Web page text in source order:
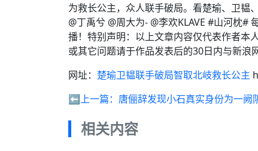
为救长公主，众人联手破局。看楚瑜、卫韫
@丁禹兮 @周大为- @李欢KLAVE #山河枕#
播！特别声明：以上文章内容仅代表作者本
或其它问题请于作品发表后的30日内与新浪
网址： 楚瑜卫韫联手破局智取北岐救长公主
⬅️上一篇： 唐俪辞发现小石真实身份为一阙
相关内容